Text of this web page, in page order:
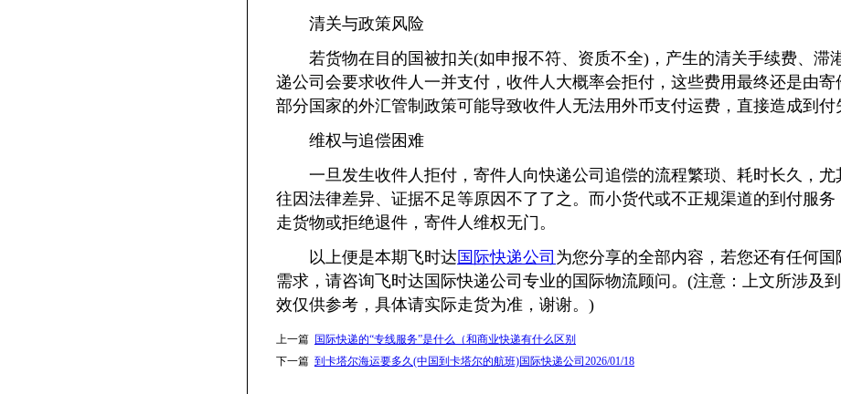
清关与政策风险
若货物在目的国被扣关(如申报不符、资质不全)，产生的清关手续费、滞
递公司会要求收件人一并支付，收件人大概率会拒付，这些费用最终还是由寄
部分国家的外汇管制政策可能导致收件人无法用外币支付运费，直接造成到付
维权与追偿困难
一旦发生收件人拒付，寄件人向快递公司追偿的流程繁琐、耗时长久，尤
往因法律差异、证据不足等原因不了了之。而小货代或不正规渠道的到付服务
走货物或拒绝退件，寄件人维权无门。
以上便是本期飞时达 国际快递公司 为您分享的全部内容，若您还有任何
需求，请咨询飞时达国际快递公司专业的国际物流顾问。(注意：上文所涉及
效仅供参考，具体请实际走货为准，谢谢。)
上一篇 国际快递的“专线服务”是什么（和商业快递有什么区别
下一篇 到卡塔尔海运要多久(中国到卡塔尔的航班)国际快递公司2026/01/18